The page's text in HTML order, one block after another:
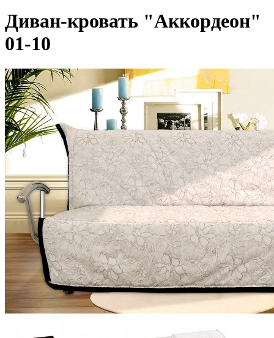
Диван-кровать "Аккордеон"
01-10